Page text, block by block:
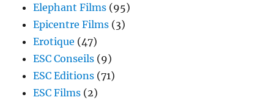
Elephant Films (95)
Epicentre Films (3)
Erotique (47)
ESC Conseils (9)
ESC Editions (71)
ESC Films (2)